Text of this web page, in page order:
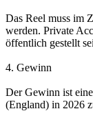
Das Reel muss im
werden. Private
öffentlich gestellt
4. Gewinn
Der Gewinn ist
(England) in 2026